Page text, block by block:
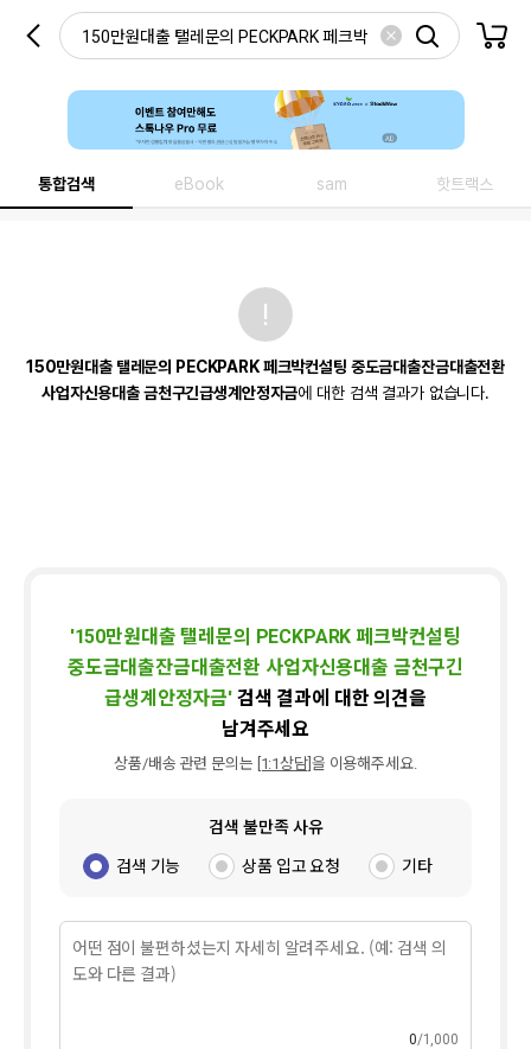
통합검색 eBook sam 핫트랙스
150만원대출 탤레문의 PECKPARK 페크박컨설팅 중도금대출잔금대출전환
사업자신용대출 금천구긴급생계안정자금에 대한 검색 결과가 없습니다.
'150만원대출 탤레문의 PECKPARK 페크박컨설팅
중도금대출잔금대출전환 사업자신용대출 금천구긴
급생계안정자금'검색 결과에 대한 의견을
남겨주세요
상품/배송 관련 문의는 [1:1상담] 을 이용해주세요.
검색 불만족 사유
검색 기능 상품 입고 요청 기타
0 1,000